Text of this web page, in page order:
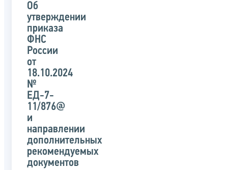
указанного
письма
Об
утверждении
приказа
ФНС
России
от
18.10.2024
№
ЕД-7-
11/876@
и
направлении
дополнительных
рекомендуемых
документов